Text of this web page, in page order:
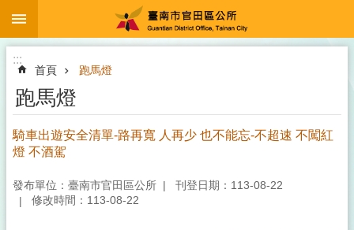
跳到主要內容區塊
:::
首頁 跑馬燈
跑馬燈
騎車出遊安全清單-路再寬 人再少 也不能忘-不超速 不闖紅
燈 不酒駕
發布單位：臺南市官田區公所
刊登日期：113-08-22
修改時間：113-08-22